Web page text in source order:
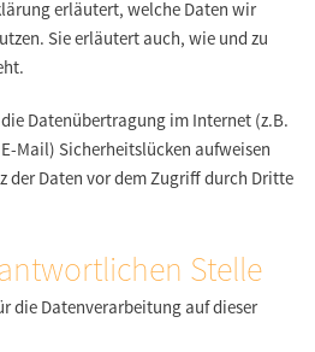
erläutert, welche Daten wir
Sie erläutert auch, wie und zu
Datenübertragung im Internet (z.B.
Mail) Sicherheitslücken aufweisen
der Daten vor dem Zugriff durch Dritte
Stelle
die Datenverarbeitung auf dieser